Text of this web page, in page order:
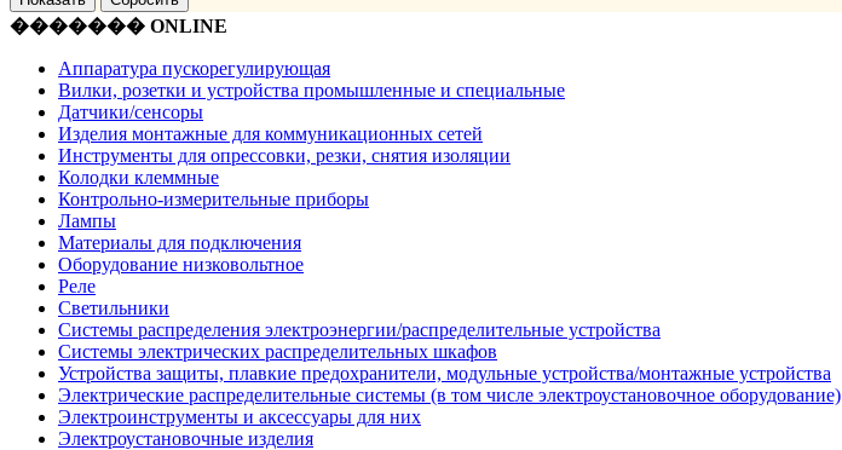
������� ONLINE
Аппаратура пускорегулирующая
Вилки, розетки и устройства промышленные и специальные
Датчики/сенсоры
Изделия монтажные для коммуникационных сетей
Инструменты для опрессовки, резки, снятия изоляции
Колодки клеммные
Контрольно-измерительные приборы
Лампы
Материалы для подключения
Оборудование низковольтное
Реле
Светильники
Системы распределения электроэнергии/распределительные устройства
Системы электрических распределительных шкафов
Устройства защиты, плавкие предохранители, модульные устройства/монтажные устройства
Электрические распределительные системы (в том числе электроустановочное оборудование)
Электроинструменты и аксессуары для них
Электроустановочные изделия